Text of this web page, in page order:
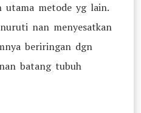
utama metode yg lain.
nan menyesatkan
beriringan dgn
batang tubuh